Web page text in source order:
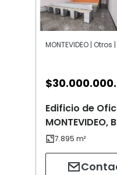
MONTEVIDEO |
$
Edificio de
MONTEVIDEO,